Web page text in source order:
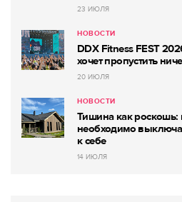
23 ИЮЛЯ
НОВОСТИ
DDX Fitness FEST
хочет пропустить
20 ИЮЛЯ
НОВОСТИ
Тишина как
необходимо
к себе
14 ИЮЛЯ